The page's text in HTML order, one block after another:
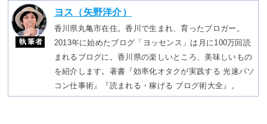
執筆者
ヨス（矢野洋介）
香川県丸亀市在住。香川で生まれ、育ったブロガー。
2013年に始めたブログ「ヨッセンス」は月に100万回読
まれるブログに。香川県の楽しいところ、美味しいもの
を紹介します。著書『効率化オタクが実践する 光速パソ
コン仕事術』『読まれる・稼げる ブログ術大全』。